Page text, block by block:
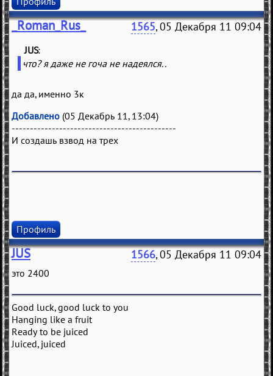
_Roman_Rus_ 1565, 05 Декабря 11 09:04
(JUS
что? я даже не гоча не надеялся..
да да, именно 3к
Добавлено (05 Декабрь 11, 13:04)
---------------------------------------------
И создашь взвод на трех
Профиль
JUS 1566, 05 Декабря 11 09:04
это 2400
Good luck, good luck to you
Hanging like a fruit
Ready to be juiced
Juiced, juiced